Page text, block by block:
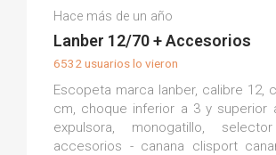
Ekaitz L.
(0)
Hace más de un año
Lanber 12/70 + Accesorios
6532 usuarios lo vieron
Escopeta marca lanber, calibre 12,
cm, choque inferior a 3 y superior
expulsora, monogatillo,
accesorios - canana clisport